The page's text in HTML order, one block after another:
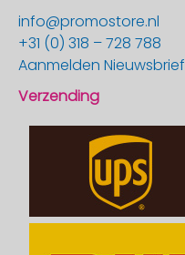
info@promostore.nl
+31 (0) 318 – 728 788
Aanmelden Nieuwsbrief
Verzending